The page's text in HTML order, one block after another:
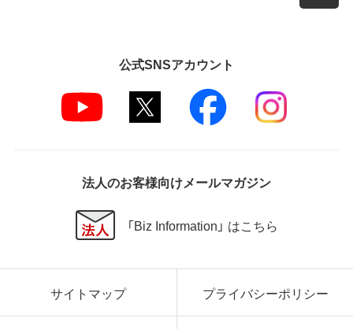
公式SNSアカウント
法人のお客様向けメールマガジン
「Biz Information」 はこちら
サイトマップ プライバシーポリシー